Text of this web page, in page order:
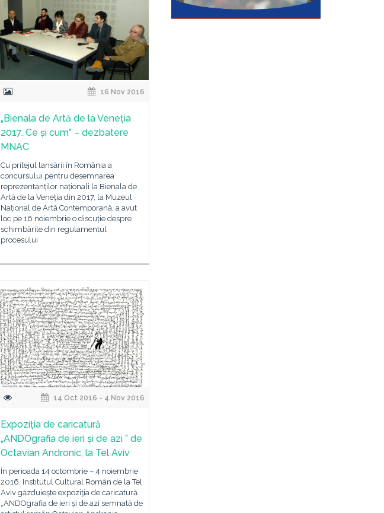
16 Nov 2016
„Bienala de Artă de la Veneția
2017. Ce și cum” – dezbatere
MNAC
Cu prilejul lansării în România a
concursului pentru desemnarea
reprezentanților naționali la Bienala de
Artă de la Veneția din 2017, la Muzeul
Național de Artă Contemporană, a avut
loc pe 16 noiembrie o discuție despre
schimbările din regulamentul
procesului
14 Oct 2016 - 4 Nov 2016
Expoziția de caricatură
„ANDOgrafia de ieri și de azi ” de
Octavian Andronic, la Tel Aviv
În perioada 14 octombrie – 4 noiembrie
2016, Institutul Cultural Român de la Tel
Aviv găzduiește expoziţia de caricatură
„ANDOgrafia de ieri și de azi semnată de